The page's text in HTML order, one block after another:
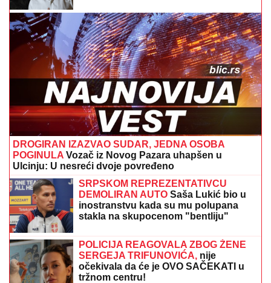
krivičnu prijavu
DROGIRAN IZAZVAO SUDAR, JEDNA OSOBA
POGINULA Vozač iz Novog Pazara uhapšen u
Ulcinju: U nesreći dvoje povređeno
SRPSKOM REPREZENTATIVCU
DEMOLIRAN AUTO Saša Lukić bio u
inostranstvu kada su mu polupana
stakla na skupocenom "bentliju"
POLICIJA REAGOVALA ZBOG ŽENE
SERGEJA TRIFUNOVIĆA, nije
očekivala da će je OVO SAČEKATI u
tržnom centru!